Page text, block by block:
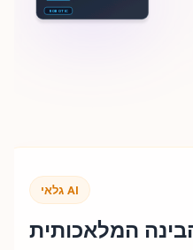
ROBOTIC
גלאי AI
המלאכותית